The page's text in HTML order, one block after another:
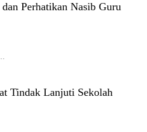
Perhatikan Nasib Guru
Tindak Lanjuti Sekolah